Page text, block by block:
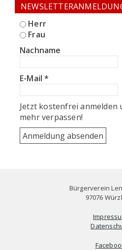
Herr
Frau
Nachname
E-Mail*
Jetzt kostenfrei anmelden
mehr verpassen!
Bürgerverein
97076